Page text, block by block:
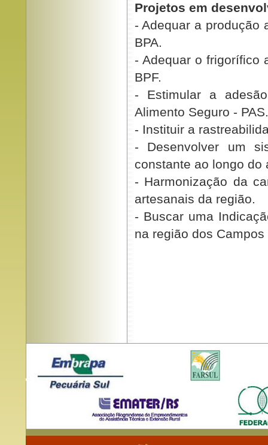
Projetos em
- Adequar a produção
BPA.
- Adequar o frigorífico
BPF.
- Estimular a
Alimento Seguro - PAS.
- Instituir a
- Desenvolver um
constante ao longo do
- Harmonização da
artesanais da região.
- Buscar uma
na região dos